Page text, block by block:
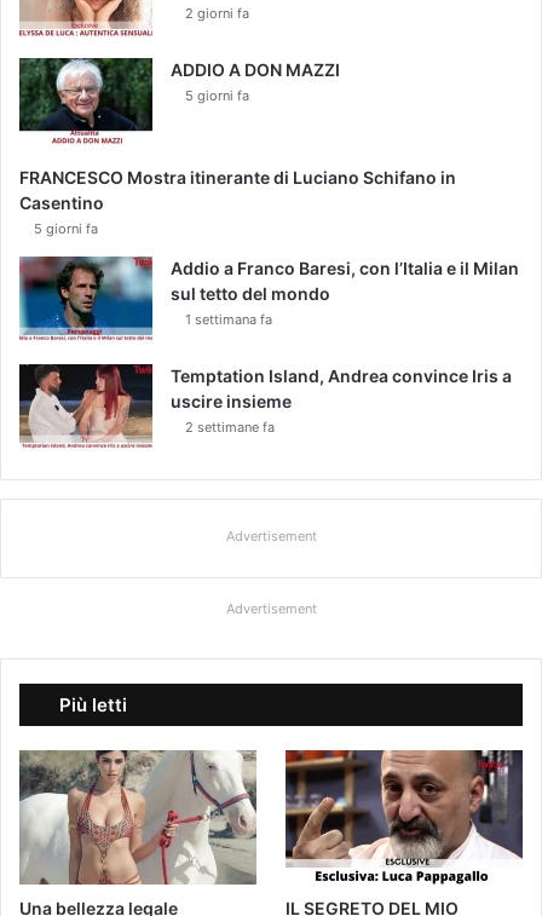
2 giorni fa
ADDIO A DON MAZZI
5 giorni fa
FRANCESCO Mostra itinerante di Luciano Schifano in
Casentino
5 giorni fa
Addio a Franco Baresi, con l’Italia e il Milan
sul tetto del mondo
1 settimana fa
Temptation Island, Andrea convince Iris a
uscire insieme
2 settimane fa
Advertisement
Advertisement
Più letti
Una bellezza legale IL SEGRETO DEL MIO